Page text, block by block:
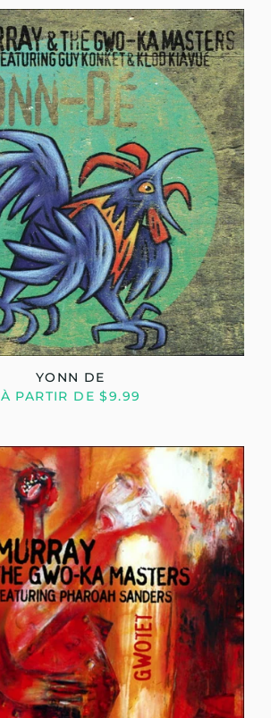
YONN DE
À PARTIR DE $9.99